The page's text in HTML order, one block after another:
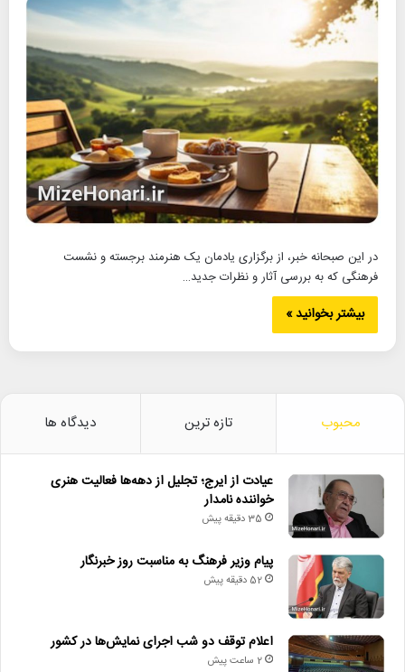
در این صبحانه خبر، از برگزاری یادمان یک هنرمند برجسته و نشست
فرهنگی که به بررسی آثار و نظرات جدید…
بیشتر بخوانید »
محبوب تازه ترین دیدگاه ها
عیادت از ایرج؛ تجلیل از دهه‌ها فعالیت هنری
خواننده نامدار
35 دقیقه پیش
پیام وزیر فرهنگ به مناسبت روز خبرنگار
52 دقیقه پیش
اعلام توقف دو شب اجرای نمایش‌ها در کشور
2 ساعت پیش